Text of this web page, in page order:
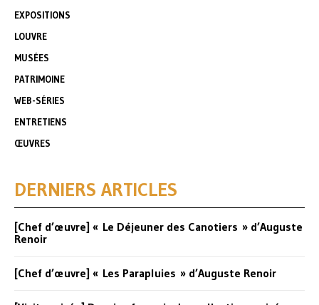
EXPOSITIONS
LOUVRE
MUSÉES
PATRIMOINE
WEB-SÉRIES
ENTRETIENS
ŒUVRES
DERNIERS ARTICLES
[Chef d’œuvre] « Le Déjeuner des Canotiers » d’Auguste
Renoir
[Chef d’œuvre] « Les Parapluies » d’Auguste Renoir